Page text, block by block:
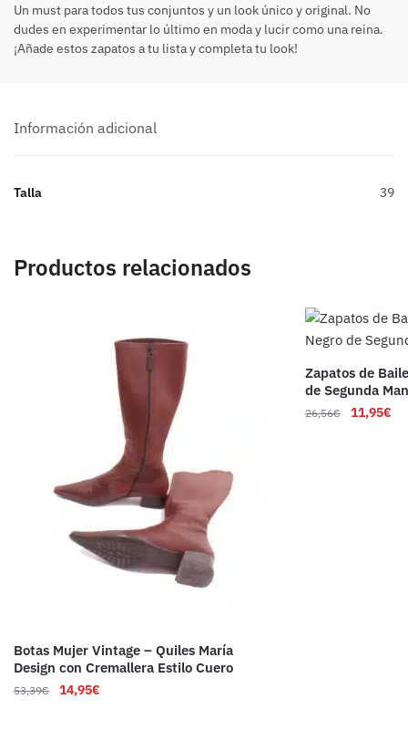
Un must para todos tus conjuntos y un look único y original. No
dudes en experimentar lo último en moda y lucir como una reina.
¡Añade estos zapatos a tu lista y completa tu look!
Información adicional
Talla 39
Productos relacionados
Botas Mujer Vintage – Quiles María
Design con Cremallera Estilo Cuero
53,39€ 14,95€
Zapatos de
de Segunda
26,56€ 11,95€